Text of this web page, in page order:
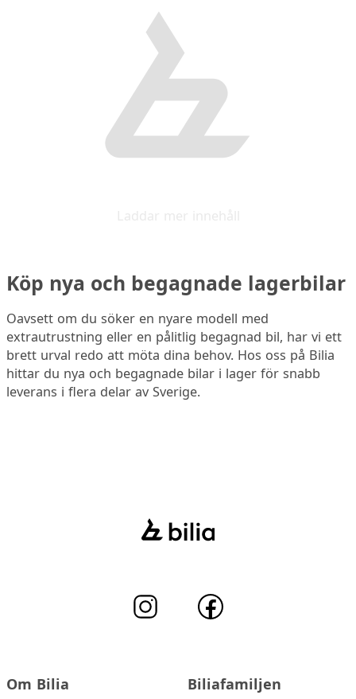
Köp nya och begagnade lagerbilar
Oavsett om du söker en nyare modell med
extrautrustning eller en pålitlig begagnad bil, har vi ett
brett urval redo att möta dina behov. Hos oss på Bilia
hittar du nya och begagnade bilar i lager för snabb
leverans i flera delar av Sverige.
Om Bilia Biliafamiljen